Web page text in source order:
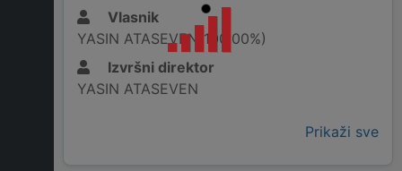
Vlasnik
YASIN ATASEVEN(100,00%)
Izvršni direktor
YASIN ATASEVEN
Prikaži sve